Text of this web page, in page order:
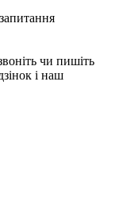
чи пишіть
і наш